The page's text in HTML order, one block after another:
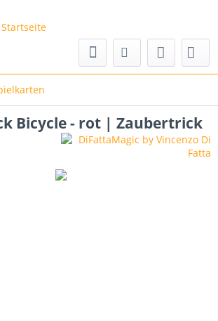
Bicycle - rot | Zaubertrick